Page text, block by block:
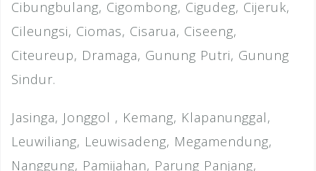
Cibungbulang, Cigombong, Cigudeg, Cijeruk,
Cileungsi, Ciomas, Cisarua, Ciseeng,
Citeureup, Dramaga, Gunung Putri, Gunung
Sindur.
Jasinga, Jonggol , Kemang, Klapanunggal,
Leuwiliang, Leuwisadeng, Megamendung,
Nanggung, Pamijahan, Parung Panjang,